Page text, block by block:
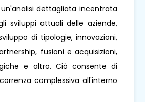
dettagliata incentrata
sviluppi attuali delle aziende,
di tipologie, innovazioni,
fusioni e acquisizioni,
e altro. Ciò consente di
complessiva all'interno